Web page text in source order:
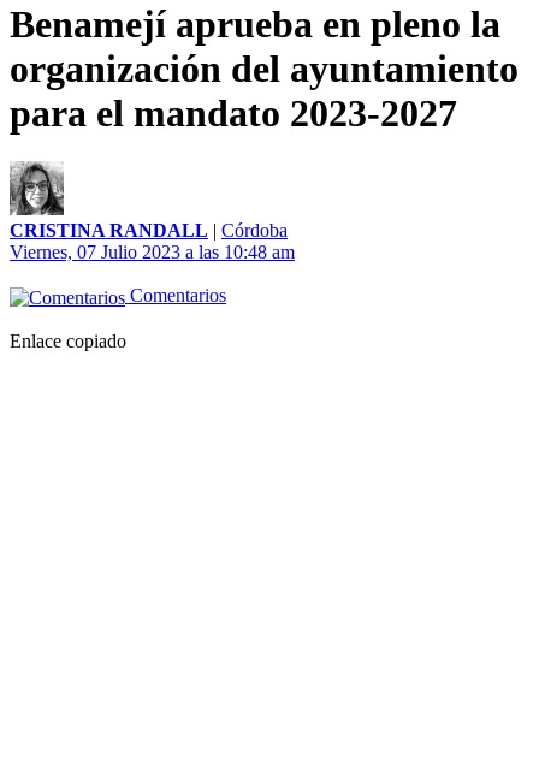
Benamejí aprueba en pleno la
organización del ayuntamiento
para el mandato 2023-2027
CRISTINA RANDALL | Córdoba
Viernes, 07 Julio 2023 a las 10:48 am
Comentarios
Enlace copiado